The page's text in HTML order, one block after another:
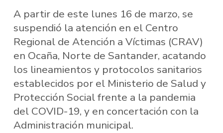
A partir de este lunes 16 de marzo, se
suspendió la atención en el Centro
Regional de Atención a Víctimas (CRAV)
en Ocaña, Norte de Santander, acatando
los lineamientos y protocolos sanitarios
establecidos por el Ministerio de Salud y
Protección Social frente a la pandemia
del COVID-19, y en concertación con la
Administración municipal.